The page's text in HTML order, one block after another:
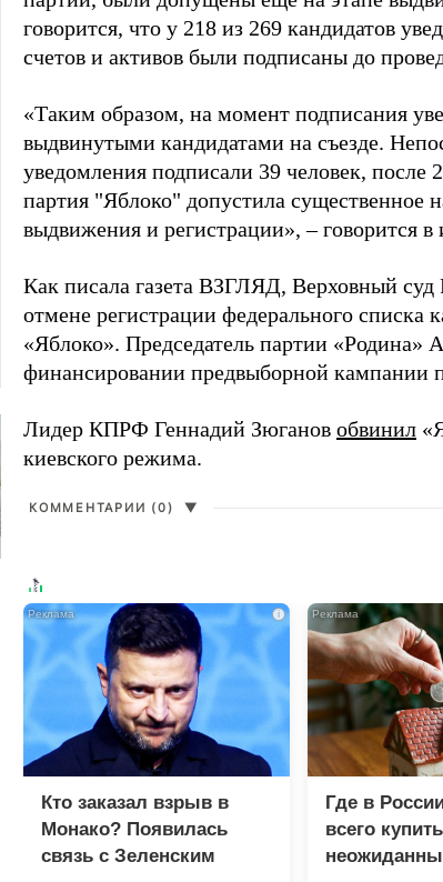
говорится, что у 218 из 269 кандидатов
счетов и активов были подписаны до
«Таким образом, на момент подписания
выдвинутыми кандидатами на съезде.
уведомления подписали 39 человек,
партия "Яблоко" допустила существенное
выдвижения и регистрации», – говорится в
Как писала газета ВЗГЛЯД, Верховный суд
отмене регистрации федерального списка
«Яблоко». Председатель партии «Родина»
финансировании предвыборной кампании
Лидер КПРФ Геннадий Зюганов обвинил
киевского режима.
КОММЕНТАРИИ (0) ▼
i
Кто заказал взрыв в
Монако? Появилась
связь с Зеленским
Где в
всего